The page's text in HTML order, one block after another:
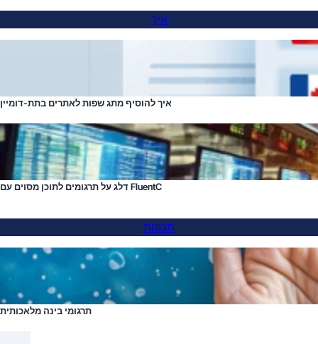
איך
איך להוסיף מתג שפות לאתרים בתת-דומיין
דלג על תרגומים לתוכן מסוים עם FluentC
תכונות
תרגומי בינה מלאכותית